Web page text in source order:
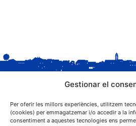
Gestionar el
Per oferir les millors experiències, utilitzem
(cookies) per emmagatzemar i/o accedir a la
consentiment a aquestes tecnologies ens